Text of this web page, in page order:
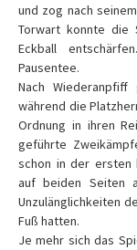
und zog nach
Torwart konnte die
Eckball
Pausentee.
Nach
während die
Ordnung in ihren
geführte
schon in der ersten
auf beiden Seiten
Unzulänglichkeiten
Fuß hatten.
Je mehr sich das